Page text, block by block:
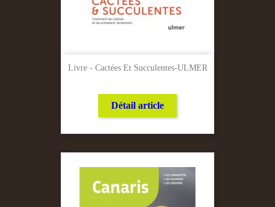
Livre - Cactées Et Succulentes-ULMER
Détail article